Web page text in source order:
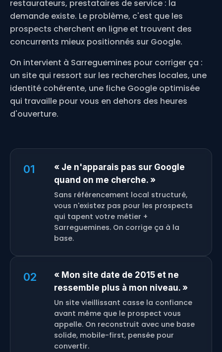
restaurateurs, prestataires de service : la
demande existe. Le problème, c'est que les
prospects cherchent en ligne et trouvent des
concurrents mieux positionnés sur Google.
On intervient à Sarreguemines pour corriger ça :
un site qui ressort sur les recherches locales, une
identité cohérente, une fiche Google optimisée
qui travaille pour vous en dehors des heures
d'ouverture.
01
« Je n'apparais pas sur Google
quand on me cherche. »
Sans référencement local structuré,
vous n'existez pas pour les prospects
qui tapent votre métier +
Sarreguemines. On corrige ça à la
base.
02
« Mon site date de 2015 et ne
ressemble plus à mon niveau. »
Un site vieillissant casse la confiance
avant même que le prospect vous
appelle. On reconstruit avec une base
solide, mobile-first, pensée pour
convertir.